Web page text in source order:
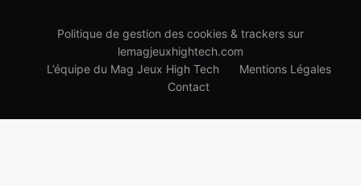
Politique de gestion des cookies & trackers sur
lemagjeuxhightech.com
L’équipe du Mag Jeux High Tech
Mentions Légales
Contact